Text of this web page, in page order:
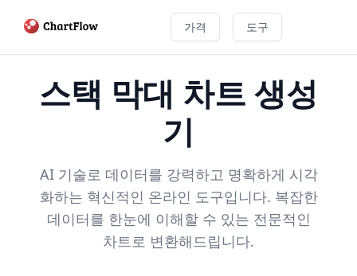
가격 도구
스택 막대 차트 생성
기
AI 기술로 데이터를 강력하고 명확하게 시각
화하는 혁신적인 온라인 도구입니다. 복잡한
데이터를 한눈에 이해할 수 있는 전문적인
차트로 변환해드립니다.